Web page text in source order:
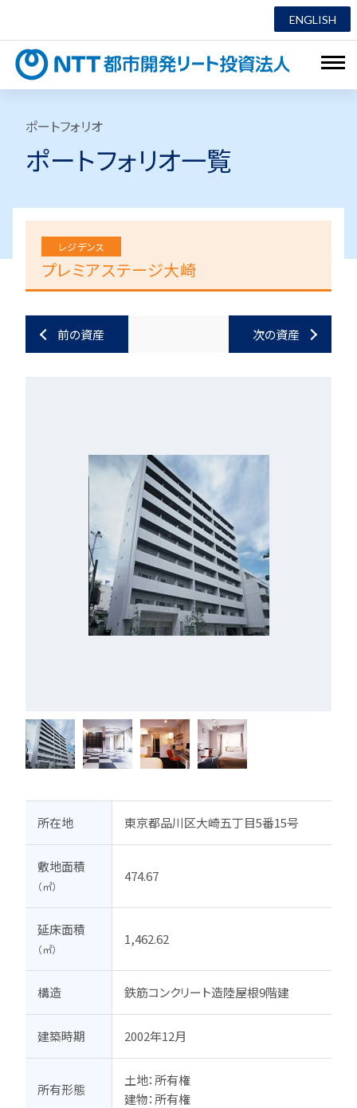
ENGLISH
ポートフォリオ
ポートフォリオ一覧
レジデンス
プレミアステージ大崎
前の資産 次の資産
所在地 東京都品川区大崎五丁目5番15号
敷地面積
（㎡）
474.67
延床面積
（㎡）
1,462.62
構造 鉄筋コンクリート造陸屋根9階建
建築時期 2002年12月
所有形態
土地：所有権
建物：所有権